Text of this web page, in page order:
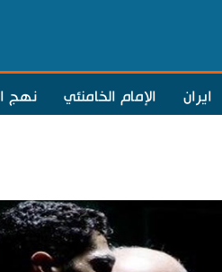
ايران الإمام الخامنئي نهج